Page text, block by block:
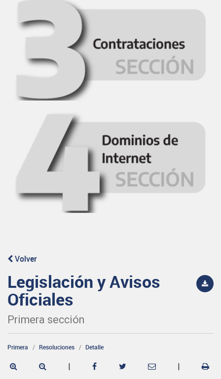
Volver
Legislación y Avisos
Oficiales
Primera sección
Primera Resoluciones Detalle
| |